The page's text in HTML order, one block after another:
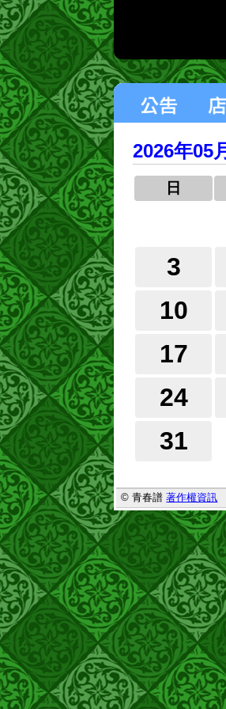
2026年05月
日
3
10
17
24
31
© 青春譜著作權資訊